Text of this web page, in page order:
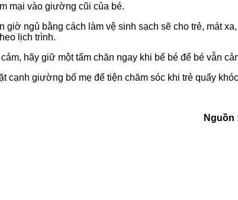
mại vào giường cũi của bé.
ngủ bằng cách làm vệ sinh sạch sẽ cho trẻ, mát
lịch trình.
hãy giữ một tấm chăn ngay khi bế bé để bé vẫn
cạnh giường bố mẹ để tiện chăm sóc khi trẻ quấy
Nguồn